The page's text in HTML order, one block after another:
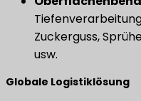
Zuckerguss,
usw.
​Globale Logistiklösung​